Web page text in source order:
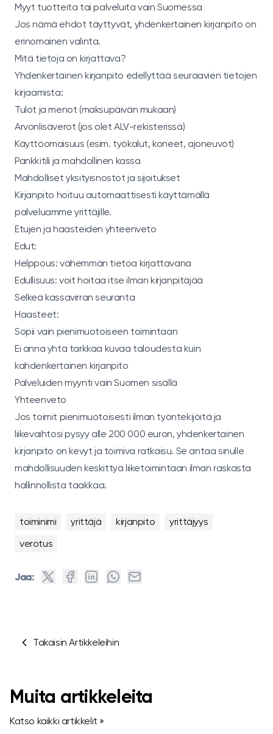
Myyt tuotteita tai palveluita vain Suomessa
Jos nämä ehdot täyttyvät, yhdenkertainen kirjanpito on
erinomainen valinta.
Mitä tietoja on kirjattava?
Yhdenkertainen kirjanpito edellyttää seuraavien tietojen
kirjaamista:
Tulot ja menot (maksupäivän mukaan)
Arvonlisäverot (jos olet ALV-rekisterissä)
Käyttöomaisuus (esim. työkalut, koneet, ajoneuvot)
Pankkitili ja mahdollinen kassa
Mahdolliset yksityisnostot ja sijoitukset
Kirjanpito hoituu automaattisesti käyttämällä
palveluamme yrittäjille.
Etujen ja haasteiden yhteenveto
Edut:
Helppous: vähemmän tietoa kirjattavana
Edullisuus: voit hoitaa itse ilman kirjanpitäjää
Selkeä kassavirran seuranta
Haasteet:
Sopii vain pienimuotoiseen toimintaan
Ei anna yhtä tarkkaa kuvaa taloudesta kuin
kahdenkertainen kirjanpito
Palveluiden myynti vain Suomen sisällä
Yhteenveto
Jos toimit pienimuotoisesti ilman työntekijöitä ja
liikevaihtosi pysyy alle 200 000 euron, yhdenkertainen
kirjanpito on kevyt ja toimiva ratkaisu. Se antaa sinulle
mahdollisuuden keskittyä liiketoimintaan ilman raskasta
hallinnollista taakkaa.
toiminimi yrittäjä kirjanpito
yrittäjyys
verotus
Jaa:
Takaisin Artikkeleihin
Muita artikkeleita
Katso kaikki artikkelit »